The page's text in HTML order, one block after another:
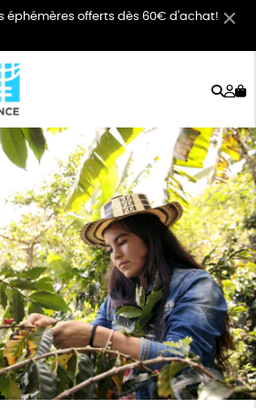
éphémères offerts dès 60€ d'achat!